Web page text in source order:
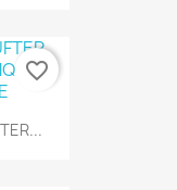
favorite_border